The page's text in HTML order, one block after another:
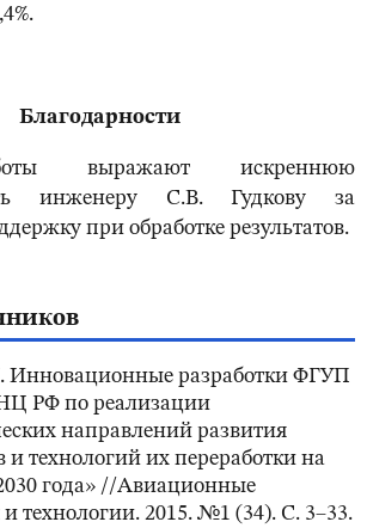
Благодарности
выражают искреннюю
инженеру С.В. Гудкову за
при обработке результатов.
Инновационные разработки ФГУП
РФ по реализации
направлений развития
и технологий их переработки на
года» //Авиационные
технологии. 2015. №1 (34). С. 3–33.